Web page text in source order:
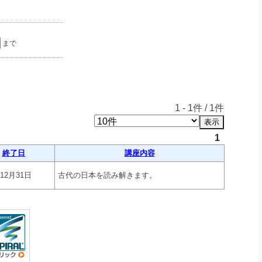
まで
1 - 1件 / 1件
1
終了日 講座内容
月31日 古代の日本を読み解きます。